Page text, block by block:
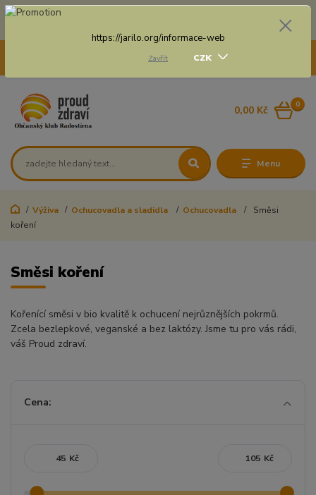
Doprava zdarma na některé druhy dopravy při nákupu
Menu
CZK
0
0,00 Kč
Výživa Ochucovadla a sladidla Ochucovadla
Směsi
koření
Směsi koření
Kořenící směsi v bio kvalitě k ochucení nejrůznějších pokrmů.
Zcela bezlepkové, veganské a bez laktózy. Jsme tu pro vás rádi,
váš Proud zdraví.
Cena:
Kč Kč
https://jarilo.org/informace-web
Zavřít